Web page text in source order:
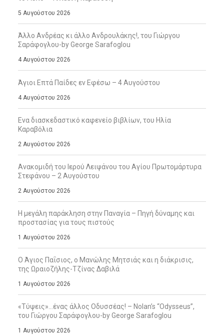
5 Αυγούστου 2026
Άλλο Ανδρέας κι άλλο Ανδρουλάκης!, του Γιώργου
Σαράφογλου-by George Sarafoglou
4 Αυγούστου 2026
Άγιοι Επτά Παίδες εν Εφέσω – 4 Αυγούστου
4 Αυγούστου 2026
Ενα διασκεδαστικό καφενείο βιβλίων, του Ηλία
Καραβόλια
2 Αυγούστου 2026
Ανακομιδή του Ιερού Λειψάνου του Αγίου Πρωτομάρτυρα
Στεφάνου – 2 Αυγούστου
2 Αυγούστου 2026
Η μεγάλη παράκληση στην Παναγία – Πηγή δύναμης και
προστασίας για τους πιστούς
1 Αυγούστου 2026
Ο Άγιος Παΐσιος, ο Μανώλης Μητσιάς και η διάκρισις,
της Ωραιοζήλης-Τζίνας Δαβιλά
1 Αυγούστου 2026
«Τύψεις»…ένας άλλος Οδυσσέας! – Nolan’s “Odysseus”,
του Γιώργου Σαράφογλου-by George Sarafoglou
1 Αυγούστου 2026